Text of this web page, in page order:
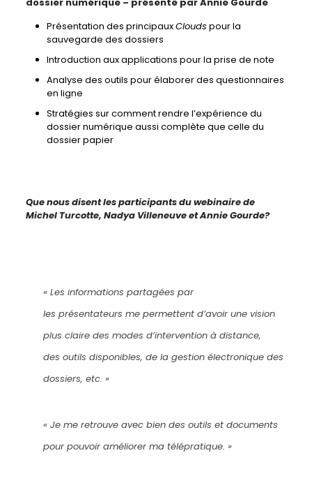
Présentation des principauxClouds pour la
sauvegarde des dossiers
Introduction aux applications pour la prise de note
Analyse des outils pour élaborer des questionnaires
en ligne
Stratégies sur comment rendre l’expérience du
dossier numérique aussi complète que celle du
dossier papier
Que nous disent les participants du webinaire de
Michel Turcotte, Nadya Villeneuve et Annie Gourde?
« Les informations partagées par
les présentateurs me permettent d’avoir unevision
plus clairedes modes d’interventionà distance,
des outils disponibles, de la gestion électroniquedes
dossiers, etc. »
« Je me retrouveavec bien des outils et documents
pour pouvoir améliorerma télépratique. »